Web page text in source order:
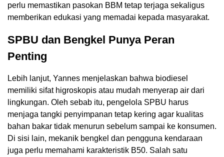
perlu memastikan pasokan BBM tetap terjaga sekaligus
memberikan edukasi yang memadai kepada masyarakat.
SPBU dan Bengkel Punya Peran
Penting
Lebih lanjut, Yannes menjelaskan bahwa biodiesel
memiliki sifat higroskopis atau mudah menyerap air dari
lingkungan. Oleh sebab itu, pengelola SPBU harus
menjaga tangki penyimpanan tetap kering agar kualitas
bahan bakar tidak menurun sebelum sampai ke konsumen.
Di sisi lain, mekanik bengkel dan pengguna kendaraan
juga perlu memahami karakteristik B50. Salah satu